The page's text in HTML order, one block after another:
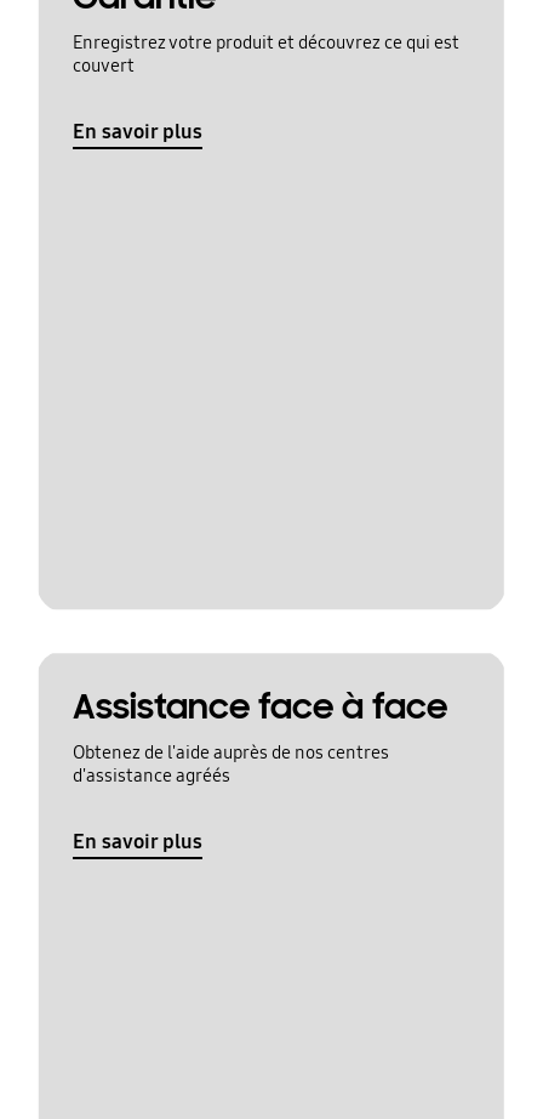
Enregistrez votre produit et découvrez ce qui est
couvert
En savoir plus
Assistance face à face
Obtenez de l'aide auprès de nos centres
d'assistance agréés
En savoir plus